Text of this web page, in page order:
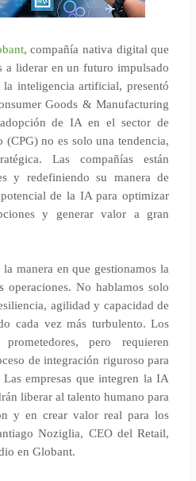
, compañía nativa digital que
a liderar en un futuro impulsado
inteligencia artificial, presentó
Goods & Manufacturing
de IA en el sector de
(CPG) no es solo una tendencia,
Las compañías están
y redefiniendo su manera de
de la IA para optimizar
y generar valor a gran
manera en que gestionamos la
operaciones. No hablamos solo
agilidad y capacidad de
cada vez más turbulento. Los
pero requieren
de integración riguroso para
Las empresas que integren la IA
liberar al talento humano para
y en crear valor real para los
Noziglia, CEO del Retail,
en Globant.